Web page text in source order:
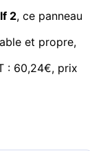
2, ce panneau
et propre,
: 60,24€, prix